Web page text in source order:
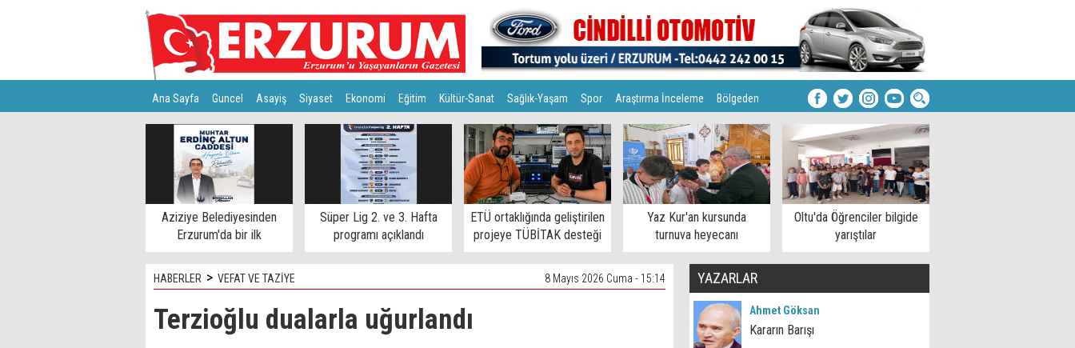
Ana Sayfa Guncel Asayiş Siyaset Ekonomi Eğitim Kültür-Sanat Sağlık-Yaşam Spor Araştırma İnceleme Bölgeden
Teknoloji
Aziziye Belediyesinden
Erzurum'da bir ilk
Süper Lig 2. ve 3. Hafta
programı açıklandı
ETÜ ortaklığında geliştirilen
projeye TÜBİTAK desteği
Yaz Kur'an kursunda
turnuva heyecanı
Oltu'da Öğrenciler bilgide
yarıştılar
HABERLER > VEFAT VE TAZİYE 8 Mayıs 2026 Cuma - 15:14
Terzioğlu dualarla uğurlandı
YAZARLAR
Ahmet Göksan
Kararın Barışı